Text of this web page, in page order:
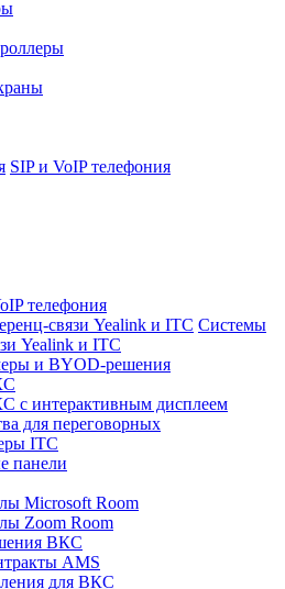
SIP и VoIP телефония
телефония
связи Yealink и ITC Системы
Yealink и ITC
и BYOD-решения
с интерактивным дисплеем
для переговорных
ITC
панели
Microsoft Room
Zoom Room
ВКС
AMS
для ВКС